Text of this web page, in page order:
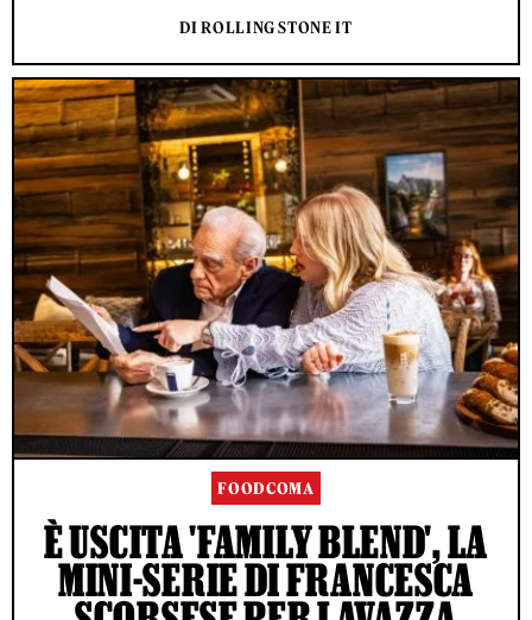
DI ROLLING STONE IT
FOODCOMA
È USCITA 'FAMILY BLEND', LA
MINI-SERIE DI FRANCESCA